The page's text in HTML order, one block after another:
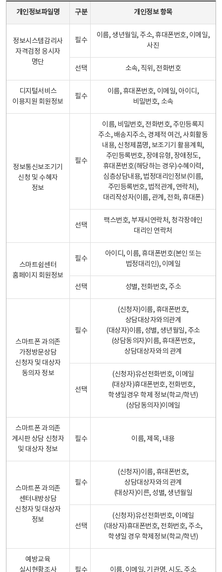
개인정보파일명 구분 개인정보 항목
정보시스템감리사
자격검정 응시자
명단
필수
이름, 생년월일, 주소, 휴대폰번호, 이메일,
사진
선택 소속, 직위, 전화번호
디지털서비스
이용지원 회원정보
필수
이름, 휴대폰번호, 이메일, 아이디,
비밀번호, 소속
정보통신보조기기
신청 및 수혜자
정보
필수
이름, 비밀번호, 전화번호, 주민등록지
주소, 배송지주소, 경제적 여건, 사회활동
내용, 신청제품명, 보조기기 활용계획,
주민등록번호, 장애유형, 장애정도,
휴대폰번호(해당하는 경우)수혜이력,
심층상담내용, 법정대리인정보(이름,
주민등록번호, 법적관계, 연락처),
대리작성자(이름, 관계, 전화, 휴대폰)
선택
팩스번호, 부재시연락처, 청각장애인
대리인 연락처
스마트쉼센터
홈페이지 회원정보
필수
아이디, 이름, 휴대폰번호(본인 또는
법정대리인), 이메일
선택 성별, 전화번호, 주소
스마트폰 과의존
가정방문상담
신청자 및 대상자
동의자 정보
필수
(신청자)이름, 휴대폰번호,
상담대상자와의관계
(대상자)이름, 성별, 생년월일, 주소
(상담동의자)이름, 휴대폰번호,
상담대상자와의 관계
선택
(신청자)유선전화번호, 이메일
(대상자)휴대폰번호, 전화번호,
학생일경우 학제 정보(학교/학년)
(상담동의자)이메일
스마트폰 과의존
게시판 상담 신청자
및 대상자 정보
필수 이름, 제목, 내용
스마트폰 과의존
센터내방상담
신청자 및 대상자
정보
필수
(신청자)이름, 휴대폰번호,
상담대상자와의 관계
(대상자)이른, 성별, 생년월일
선택
(신청자)유선전화번호, 이메일
(대상자)휴대폰번호, 전화번호, 주소,
학생일 경우 학제정보(학교/학년)
예방교육
실시현황조사
필수 이름, 이메일, 기관명, 시도, 주소